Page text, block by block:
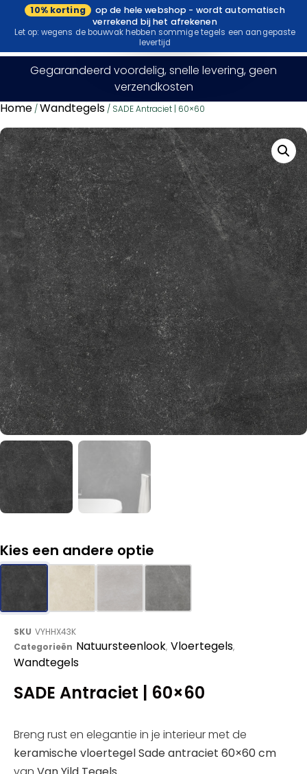
10% korting
op de hele webshop - wordt automatisch
verrekend bij het afrekenen
Let op: wegens de bouwvak hebben sommige tegels een aangepaste
levertijd
Bezoek onze
showroom
Gegarandeerd voordelig, snelle levering, geen
verzendkosten
Home /Wandtegels / SADE Antraciet | 60×60
Kies een andere optie
SKU VYHHX43K
Categorieën Natuursteenlook, Vloertegels,
Wandtegels
SADE Antraciet | 60×60
Breng rust en elegantie in je interieur met de
keramische vloertegel Sade antraciet 60×60 cm